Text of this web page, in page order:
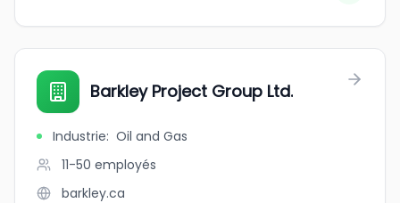
Barkley Project Group Ltd.
Industrie: Oil and Gas
11-50 employés
barkley.ca